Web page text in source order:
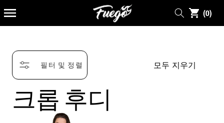
건
너
뛰
(0)
품
필터 및 정렬 모두 지우기
크롭 후디